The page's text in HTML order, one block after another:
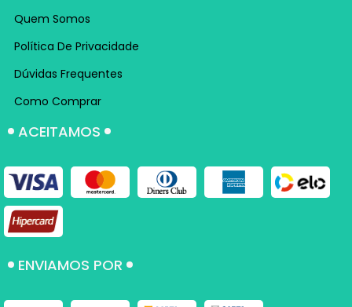
Quem Somos
Política De Privacidade
Dúvidas Frequentes
Como Comprar
ACEITAMOS
ENVIAMOS POR